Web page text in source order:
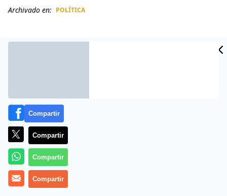
Archivado en: POLÍTICA
Ladiáspora venezolana
del mundo, pero su creatividad, sentido del humor y
Compartir
Compartir
Compartir
Compartir